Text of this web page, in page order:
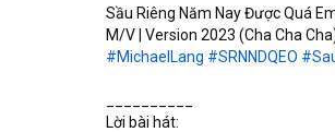
Sầu Riêng Năm Nay Được Quá
#MichaelLang #SRNNDQEO
Lời bài hát: